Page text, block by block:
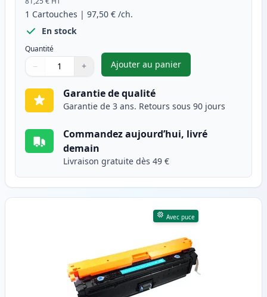
1 Cartouches | 97,50 € /ch.
En stock
Quantité
Quantité
Utilisez les boutons pour ajuster
− +
Quantité
Ajouter au panier
,HP 307A (CE740A) toner
Garantie de qualité
Garantie de 3 ans. Retours sous 90 jours
Commandez aujourd’hui, livré
demain
Livraison gratuite dès 49 €
Avec puce